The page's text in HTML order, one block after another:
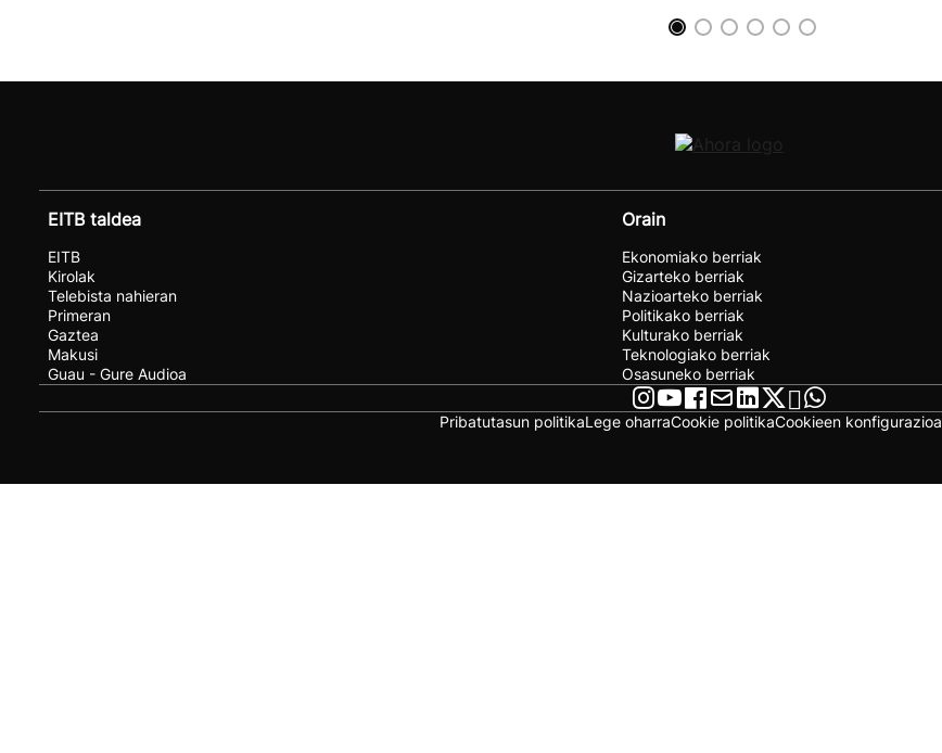
EITB taldea
EITB
Kirolak
Telebista nahieran
Primeran
Gaztea
Makusi
Guau - Gure Audioa
Orain
Ekonomiako berriak
Gizarteko berriak
Nazioarteko berriak
Politikako berriak
Kulturako berriak
Teknologiako berriak
Osasuneko berriak
Pribatutasun politikaLege oharraCookie politikaCookieen konfigurazioa